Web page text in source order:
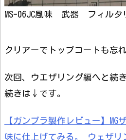
MS-06JC風味 武器 フィルタ
クリアーでトップコートも忘
次回、ウエザリング編へと続き
続きは↓です。
【ガンプラ製作レビュー】MG
味に仕上げてみる。 ウェザリ